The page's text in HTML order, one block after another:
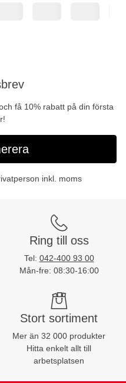
få 10% rabatt på din första
inkl. moms
Ring till oss
Tel: 042-400 93 00
Mån-fre: 08:30-16:00
Stort sortiment
Mer än 32 000 produkter
Hitta enkelt allt till
arbetsplatsen